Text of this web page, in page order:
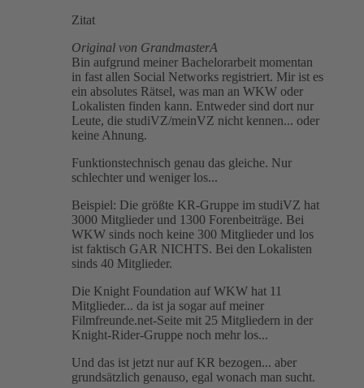
Zitat
Original von GrandmasterA
Bin aufgrund meiner Bachelorarbeit momentan
in fast allen Social Networks registriert. Mir ist es
ein absolutes Rätsel, was man an WKW oder
Lokalisten finden kann. Entweder sind dort nur
Leute, die studiVZ/meinVZ nicht kennen... oder
keine Ahnung.
Funktionstechnisch genau das gleiche. Nur
schlechter und weniger los...
Beispiel: Die größte KR-Gruppe im studiVZ hat
3000 Mitglieder und 1300 Forenbeiträge. Bei
WKW sinds noch keine 300 Mitglieder und los
ist faktisch GAR NICHTS. Bei den Lokalisten
sinds 40 Mitglieder.
Die Knight Foundation auf WKW hat 11
Mitglieder... da ist ja sogar auf meiner
Filmfreunde.net-Seite mit 25 Mitgliedern in der
Knight-Rider-Gruppe noch mehr los...
Und das ist jetzt nur auf KR bezogen... aber
grundsätzlich genauso, egal wonach man sucht.